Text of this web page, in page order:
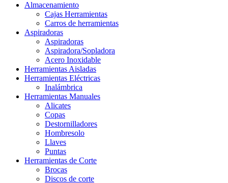
Almacenamiento
Cajas Herramientas
Carros de herramientas
Aspiradoras
Aspiradoras
Aspiradora/Sopladora
Acero Inoxidable
Herramientas Aisladas
Herramientas Eléctricas
Inalámbrica
Herramientas Manuales
Alicates
Copas
Destornilladores
Hombresolo
Llaves
Puntas
Herramientas de Corte
Brocas
Discos de corte